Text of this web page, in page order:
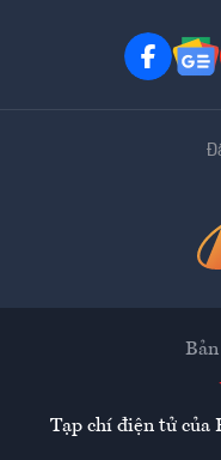
Tạp chí điện tử của